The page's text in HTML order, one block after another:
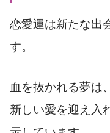
恋愛運は新たな出
す。
血を抜かれる夢は
新しい愛を迎え入